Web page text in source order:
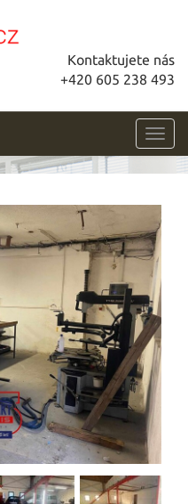
Kontaktujete nás
+420 605 238 493